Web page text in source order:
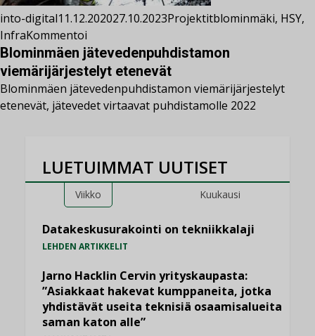
into-digital11.12.202027.10.2023Projektitblominmäki, HSY,
InfraKommentoi
Blominmäen jätevedenpuhdistamon
viemärijärjestelyt etenevät
Blominmäen jätevedenpuhdistamon viemärijärjestelyt
etenevät, jätevedet virtaavat puhdistamolle 2022
LUETUIMMAT UUTISET
Viikko Kuukausi
Datakeskusurakointi on tekniikkalaji
LEHDEN ARTIKKELIT
Jarno Hacklin Cervin yrityskaupasta:
”Asiakkaat hakevat kumppaneita, jotka
yhdistävät useita teknisiä osaamisalueita
saman katon alle”